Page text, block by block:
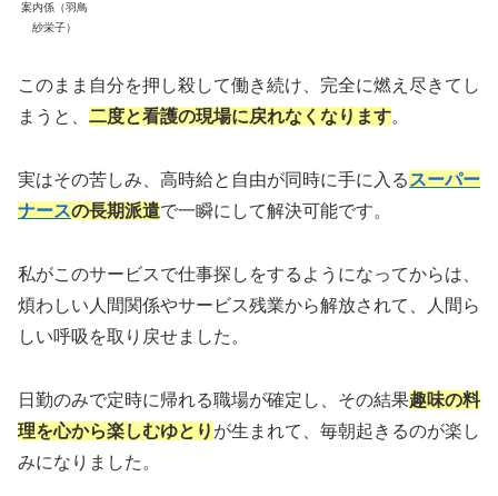
案内係（羽鳥
紗栄子）
このまま自分を押し殺して働き続け、完全に燃え尽きてし
まうと、 二度と看護の現場に戻れなくなります。
実はその苦しみ、高時給と自由が同時に手に入る スーパー
ナースの長期派遣で一瞬にして解決可能です。
私がこのサービスで仕事探しをするようになってからは、
煩わしい人間関係やサービス残業から解放されて、人間ら
しい呼吸を取り戻せました。
日勤のみで定時に帰れる職場が確定し、その結果趣味の料
理を心から楽しむゆとり が生まれて、毎朝起きるのが楽し
みになりました。